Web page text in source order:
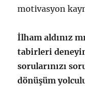
motivasyon
İlham aldınız
tabirleri
sorularınızı
dönüşüm